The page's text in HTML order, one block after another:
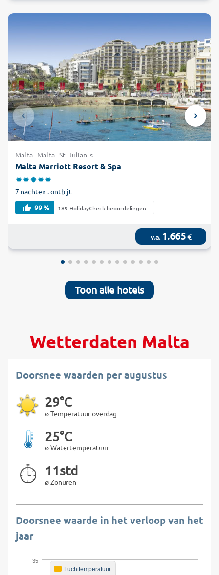
Malta . Malta . St. Julian' s
Malta Marriott Resort & Spa
7 nachten . ontbijt
99 %
189 HolidayCheck beoordelingen
v.a.1.665€
Toon alle hotels
Wetterdaten Malta
Doorsnee waarden per augustus
29°C
ø Temperatuur overdag
25°C
ø Watertemperatuur
11std
ø Zonuren
Doorsnee waarde in het verloop van het
jaar
Luchttemperatuur
35